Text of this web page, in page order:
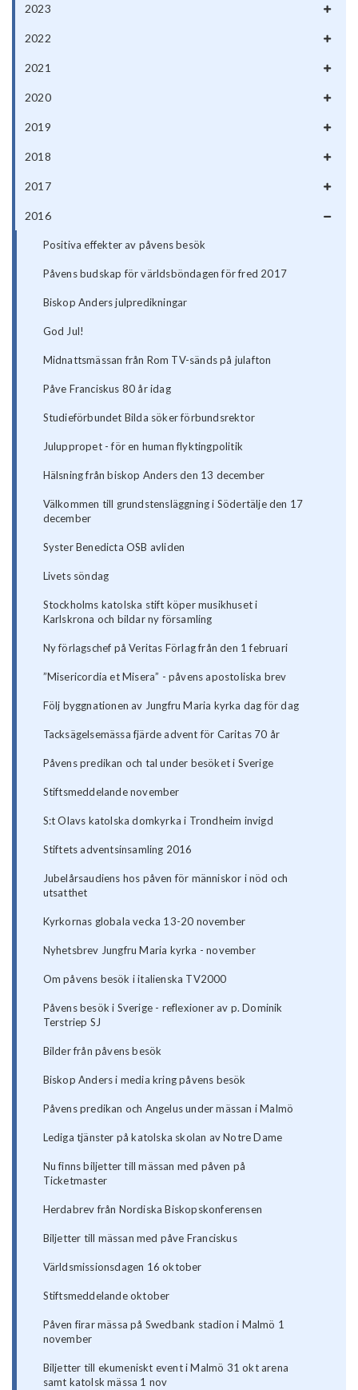
2023
2022
2021
2020
2019
2018
2017
2016
Positiva effekter av påvens besök
Påvens budskap för världsböndagen för fred 2017
Biskop Anders julpredikningar
God Jul!
Midnattsmässan från Rom TV-sänds på julafton
Påve Franciskus 80 år idag
Studieförbundet Bilda söker förbundsrektor
Juluppropet - för en human flyktingpolitik
Hälsning från biskop Anders den 13 december
Välkommen till grundstensläggning i Södertälje den 17
december
Syster Benedicta OSB avliden
Livets söndag
Stockholms katolska stift köper musikhuset i
Karlskrona och bildar ny församling
Ny förlagschef på Veritas Förlag från den 1 februari
”Misericordia et Misera” - påvens apostoliska brev
Följ byggnationen av Jungfru Maria kyrka dag för dag
Tacksägelsemässa fjärde advent för Caritas 70 år
Påvens predikan och tal under besöket i Sverige
Stiftsmeddelande november
S:t Olavs katolska domkyrka i Trondheim invigd
Stiftets adventsinsamling 2016
Jubelårsaudiens hos påven för människor i nöd och
utsatthet
Kyrkornas globala vecka 13-20 november
Nyhetsbrev Jungfru Maria kyrka - november
Om påvens besök i italienska TV2000
Påvens besök i Sverige - reflexioner av p. Dominik
Terstriep SJ
Bilder från påvens besök
Biskop Anders i media kring påvens besök
Påvens predikan och Angelus under mässan i Malmö
Lediga tjänster på katolska skolan av Notre Dame
Nu finns biljetter till mässan med påven på
Ticketmaster
Herdabrev från Nordiska Biskopskonferensen
Biljetter till mässan med påve Franciskus
Världsmissionsdagen 16 oktober
Stiftsmeddelande oktober
Påven firar mässa på Swedbank stadion i Malmö 1
november
Biljetter till ekumeniskt event i Malmö 31 okt arena
samt katolsk mässa 1 nov